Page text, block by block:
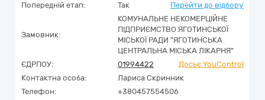
Попередній етап:
Так Перейти до відбору
Замовник:
КОМУНАЛЬНЕ НЕКОМЕРЦІЙНЕ
ПІДПРИЄМСТВО ЯГОТИНСЬКОЇ
МІСЬКОЇ РАДИ "ЯГОТИНСЬКА
ЦЕНТРАЛЬНА МІСЬКА ЛІКАРНЯ"
ЄДРПОУ:
01994422
Досьє YouControl
Контактна особа:
Лариса Скринник
Телефон:
+380457554506